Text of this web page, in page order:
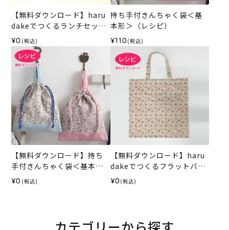
【無料ダウンロード】haru
dakeでつくるランチセット
2（レシピ）
¥0 (税込)
持ち手付きんちゃく袋＜基
本形＞（レシピ）
¥110 (税込)
【無料ダウンロード】持ち
手付きんちゃく袋＜基本形
＞（レシピ）
¥0 (税込)
【無料ダウンロード】haru
dakeでつくるフラットバッ
グ（レシピ）
¥0 (税込)